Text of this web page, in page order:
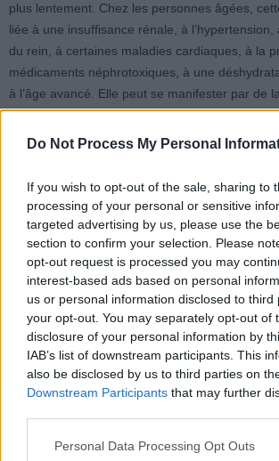
Do Not Process My Personal
If you wish to opt-out of the sale, sharing to
processing of your personal or sensitive
targeted advertising by us, please use the
section to confirm your selection. Please
opt-out request is processed you may
interest-based ads based on personal
us or personal information disclosed to third
your opt-out. You may separately opt-out of
disclosure of your personal information by
IAB’s list of downstream participants. This
also be disclosed by us to third parties on
Downstream Participants that may further
Personal Data Processing Opt Outs
plus lentement. Chez les personnes âgées,
liée à une insuffisance rénale, à
du rein, à certaines maladies cardiaques, à la
médicaments néphrotoxiques, à une
à l’âge avancé. Elle peut se manifester par de
nausées, des urines mousseuses ou des
la grossesse, au début du diabète, dans
comme le monoxyde de carbone, ou à un
dysfonctionnement rénal. La mesure de la
pas toujours un jeûne, même si certains
encore.
Article précédent
Vitamine D : quand trop en